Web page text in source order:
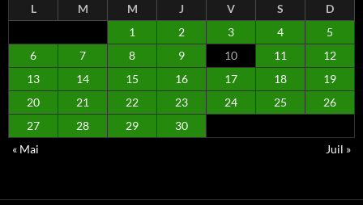
L M M J V S
D
1
2 3 4
5
6
7 8 9 10 11
12
13
14 15 16 17 18
19
20
21 22 23 24 25
26
27
28 29
30
« Mai
Juil »